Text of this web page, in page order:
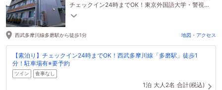
チェックイン24時までOK！東京外国語大学・警視庁
警察学校・日華斎場(多磨葬祭場)までアクセス◎で
西武多摩川線多磨駅から徒歩1分 地図・アクセス
【素泊り】チェックイン24時までOK！西武多摩川線「多磨駅」徒歩1
分！駐車場有※要予約
ツイン 食事なし
1泊 大人2名 合計(税込)